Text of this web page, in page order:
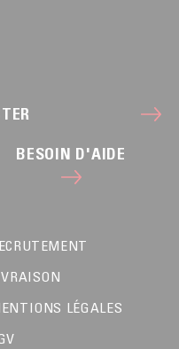
BESOIN D'AIDE
LÉGALES